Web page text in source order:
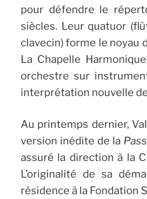
pour défendre le
siècles. Leur quatuor
clavecin) forme le noyau
La Chapelle
orchestre sur
interprétation nouvelle de
Au printemps dernier,
version inédite de la
assuré la direction à la
L’originalité de sa
résidence à la Fondation